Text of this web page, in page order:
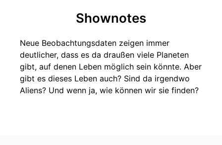
Shownotes
Neue Beobachtungsdaten zeigen immer
deutlicher, dass es da draußen viele Planeten
gibt, auf denen Leben möglich sein könnte. Aber
gibt es dieses Leben auch? Sind da irgendwo
Aliens? Und wenn ja, wie können wir sie finden?